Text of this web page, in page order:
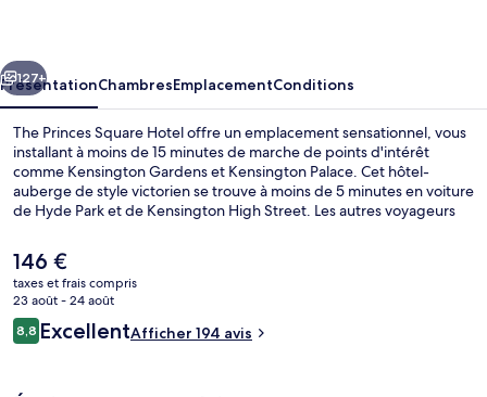
Suivant
127+
PrésentationChambresEmplacementConditions
The Princes Square Hotel offre un emplacement sensationnel, vous
installant à moins de 15 minutes de marche de points d'intérêt
comme Kensington Gardens et Kensington Palace. Cet hôtel-
auberge de style victorien se trouve à moins de 5 minutes en voiture
de Hyde Park et de Kensington High Street. Les autres voyageurs
courte distance à pied des transports publics : Station de métro
Bayswater se trouve à 4 min et Station de métro Queensway, à 7
min.
Le
prix
actuel
est
de
146 €
taxes et frais compris
23 août - 24 août
Avis
voyageurs
8,88,8 sur 10
ExcellentAfficher 194 avis